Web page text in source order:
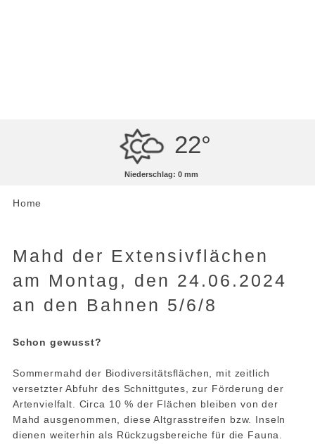
22°
Niederschlag: 0 mm
Home
Mahd der Extensivflächen
am Montag, den 24.06.2024
an den Bahnen 5/6/8
Schon gewusst?
Sommermahd der Biodiversitätsflächen, mit zeitlich
versetzter Abfuhr des Schnittgutes, zur Förderung der
Artenvielfalt. Circa 10 % der Flächen bleiben von der
Mahd ausgenommen, diese Altgrasstreifen bzw. Inseln
dienen weiterhin als Rückzugsbereiche für die Fauna.